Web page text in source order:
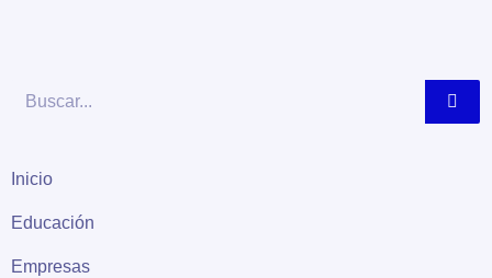
Buscar
Inicio
Educación
Empresas